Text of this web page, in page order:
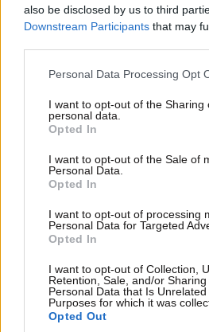
also be disclosed by us to third
Downstream Participants that may
Please note that this website/app
not limited to your visit or usage
grant or deny consent to Google
use your data for below specified
consent section.
Personal Data Processing Opt
I want to opt-out of the Sharing
personal data.
Opted In
I want to opt-out of the Sale of
Personal Data.
Opted In
I want to opt-out of processing
Personal Data for Targeted
Opted In
I want to opt-out of Collection,
Retention, Sale, and/or
Personal Data that Is
Purposes for which it was
Opted Out
Χίος: Η παραλία που δεν
Ακολουθήστε το
και μάθετε πρώτοι όλες